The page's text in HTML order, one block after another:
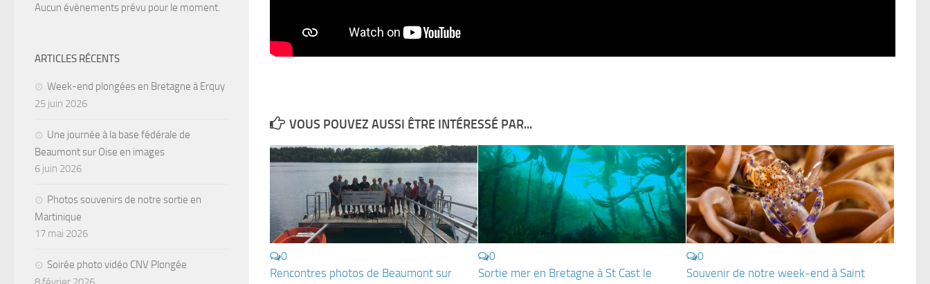
VOUS POUVEZ AUSSI ÊTRE INTÉRESSÉ PAR...
0
Rencontres photos de Beaumont sur
0
Sortie mer en Bretagne à St Cast le
0
Souvenir de notre week-end à Saint
Aucun évènements prévu pour le moment.
ARTICLES RÉCENTS
Week-end plongées en Bretagne à Erquy
25 juin 2026
Une journée à la base fédérale de
Beaumont sur Oise en images
6 juin 2026
Photos souvenirs de notre sortie en
Martinique
17 mai 2026
Soirée photo vidéo CNV Plongée